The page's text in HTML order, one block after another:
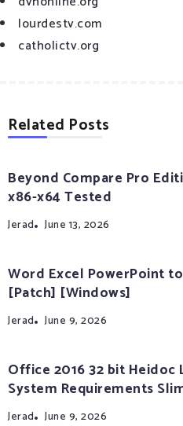
lourdestv.com
catholictv.org
Related Posts
Beyond Compare Pro
x86-x64 Tested
Jerad June 13, 2026
Word Excel PowerPoint
[Patch] [Windows]
Jerad June 9, 2026
Office 2016 32 bit
System Requirements
Jerad June 9, 2026